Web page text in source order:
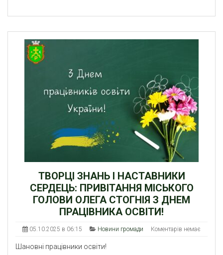
ТВОРЦІ ЗНАНЬ І НАСТАВНИКИ
СЕРДЕЦЬ: ПРИВІТАННЯ МІСЬКОГО
ГОЛОВИ ОЛЕГА СТОГНІЯ З ДНЕМ
ПРАЦІВНИКА ОСВІТИ!
05.10.2025 в 06:15 Новини громади Коментарів немає
Шановні працівники освіти!